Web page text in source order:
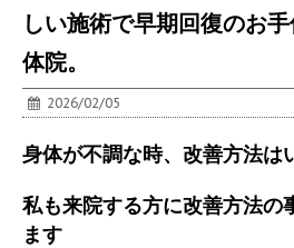
しい施術で早期回復のお
体院。
2026/02/05
身体が不調な時、改善方法は
私も来院する方に改善方法の
ます